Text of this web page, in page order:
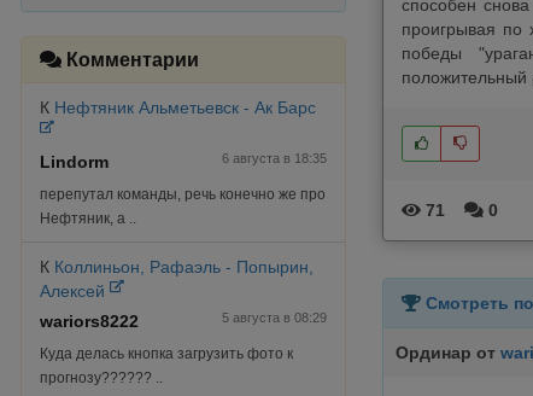
Комментарии
К Нефтяник Альметьевск - Ак Барс
Lindorm 6 августа в 18:35
перепутал команды, речь конечно же про
Нефтяник, а ..
К Коллиньон, Рафаэль - Попырин,
Алексей
wariors8222
5 августа в 08:29
Куда делась кнопка загрузить фото к
прогнозу?????? ..
способен
проигрывая по
победы
положительный
71 0
Смотреть
Ординар от